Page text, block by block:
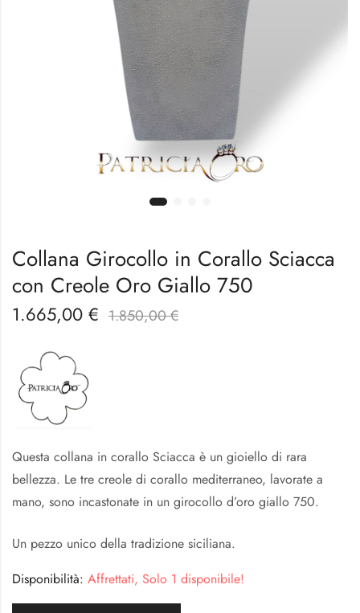
Collana Girocollo in Corallo Sciacca
con Creole Oro Giallo 750
1.665,00 € 1.850,00€
Questa collana in corallo Sciacca è un gioiello di rara
bellezza. Le tre creole di corallo mediterraneo, lavorate a
mano, sono incastonate in un girocollo d’oro giallo 750.
Un pezzo unico della tradizione siciliana.
Disponibilità: Affrettati, Solo 1 disponibile!